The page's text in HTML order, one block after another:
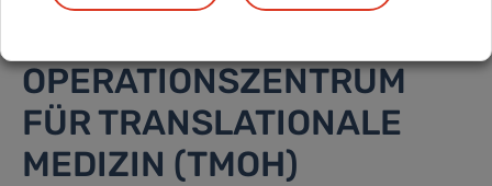
OPERATIONSZENTRUM
FÜR TRANSLATIONALE
MEDIZIN (TMOH)